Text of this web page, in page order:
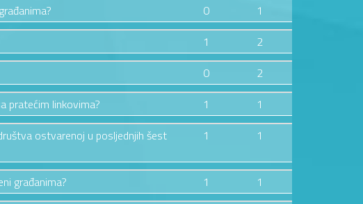
0
1
1
2
0
2
pratećim linkovima? 1
1
ostvarenoj u posljednjih šest
1 1
građanima? 1
1